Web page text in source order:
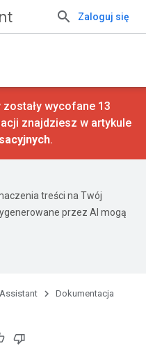
Zaloguj się
wycofane 13
znajdziesz w artykule
.
treści na Twój
przez AI mogą
Dokumentacja